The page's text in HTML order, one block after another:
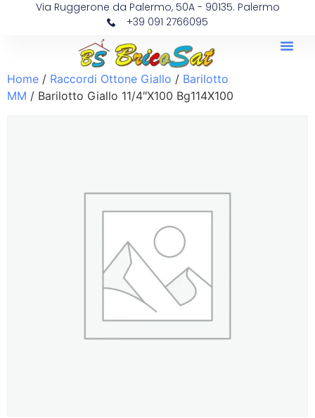
Via Ruggerone da Palermo, 50A - 90135. Palermo
+39 091 2766095
Home / Raccordi Ottone Giallo / Barilotto
MM / Barilotto Giallo 11/4″X100 Bg114X100